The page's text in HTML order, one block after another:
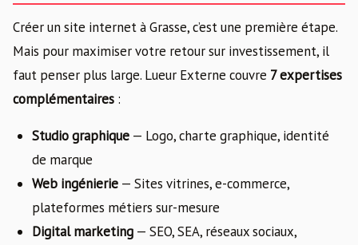
Créer un site internet à Grasse, c’est une première étape.
Mais pour maximiser votre retour sur investissement, il
faut penser plus large. Lueur Externe couvre 7 expertises
complémentaires :
Studio graphique — Logo, charte graphique, identité
de marque
Web ingénierie — Sites vitrines, e-commerce,
plateformes métiers sur-mesure
Digital marketing — SEO, SEA, réseaux sociaux,